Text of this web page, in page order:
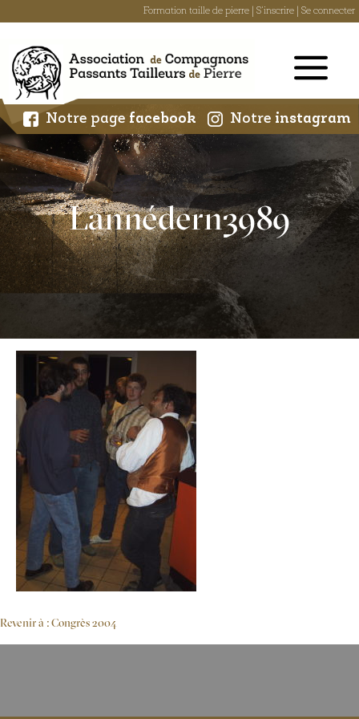
Formation taille de pierre S'inscrire Se connecter
content
Notre page facebook Notre instagram
Lannédern3989
Revenir à : Congrès 2004